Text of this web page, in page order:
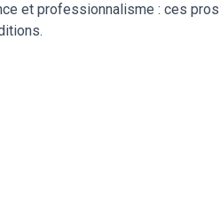
et professionnalisme : ces